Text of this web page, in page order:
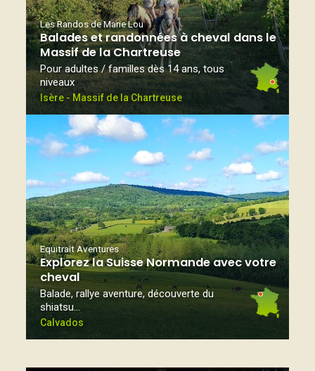
Les Randos de Marie Lou
Balades et randonnées à cheval dans le
Massif de la Chartreuse
Pour adultes / familles dès 14 ans, tous
niveaux
Isère - Massif de la Chartreuse
Equitrait Aventures
Explorez la Suisse Normande avec votre
cheval
Balade, rallye aventure, découverte du
shiatsu…
Calvados